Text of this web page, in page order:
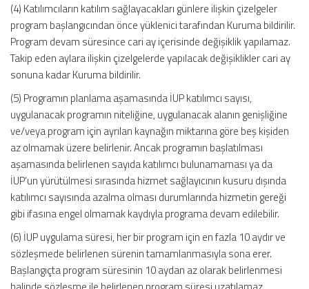
(4) Katılımcıların katılım sağlayacakları günlere ilişkin çizelgeler
program başlangıcından önce yüklenici tarafından Kuruma bildirilir.
Program devam süresince cari ay içerisinde değişiklik yapılamaz.
Takip eden aylara ilişkin çizelgelerde yapılacak değişiklikler cari ay
sonuna kadar Kuruma bildirilir.
(5) Programın planlama aşamasında İUP katılımcı sayısı,
uygulanacak programın niteliğine, uygulanacak alanın genişliğine
ve/veya program için ayrılan kaynağın miktarına göre beş kişiden
az olmamak üzere belirlenir. Ancak programın başlatılması
aşamasında belirlenen sayıda katılımcı bulunamaması ya da
İUP’un yürütülmesi sırasında hizmet sağlayıcının kusuru dışında
katılımcı sayısında azalma olması durumlarında hizmetin gereği
gibi ifasına engel olmamak kaydıyla programa devam edilebilir.
(6) İUP uygulama süresi, her bir program için en fazla 10 aydır ve
sözleşmede belirlenen sürenin tamamlanmasıyla sona erer.
Başlangıçta program süresinin 10 aydan az olarak belirlenmesi